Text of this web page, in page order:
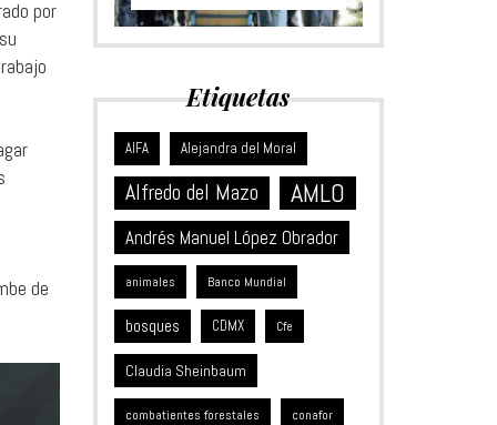
por
de
Etiquetas
AIFA Alejandra del Moral
Alfredo del Mazo AMLO
Andrés Manuel López Obrador
animales Banco Mundial
bosques CDMX Cfe
Claudia Sheinbaum
combatientes forestales conafor